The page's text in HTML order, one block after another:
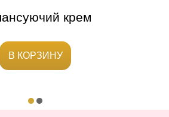
крем
В КОРЗИНУ